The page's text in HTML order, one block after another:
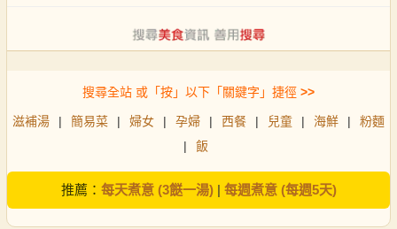
搜尋全站 或「按」以下「關鍵字」捷徑 >>
滋補湯 | 簡易菜 | 婦女 | 孕婦 | 西餐 | 兒童 | 海鮮 |
粉麵
|
飯
推薦： 每天煮意 (3餸一湯)| 每週煮意 (每週5天)